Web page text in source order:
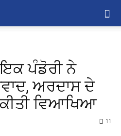
ਪੰਡੋਰੀ ਨੇ
ਅਰਦਾਸ ਦੇ
ਵਿਆਖਿਆ
11